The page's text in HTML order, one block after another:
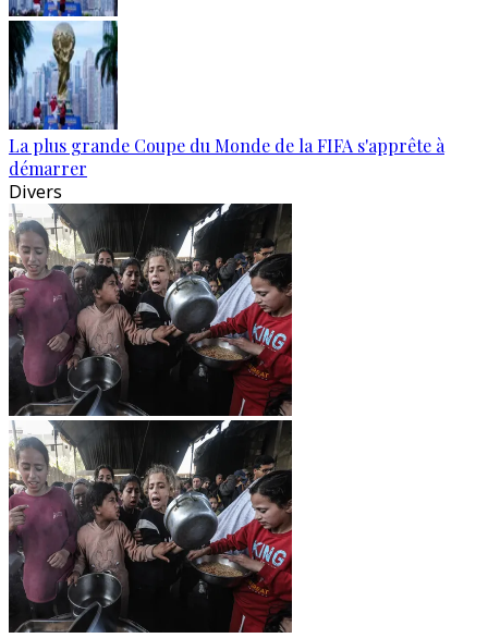
La plus grande Coupe du Monde de la FIFA s'apprête à
démarrer
Divers